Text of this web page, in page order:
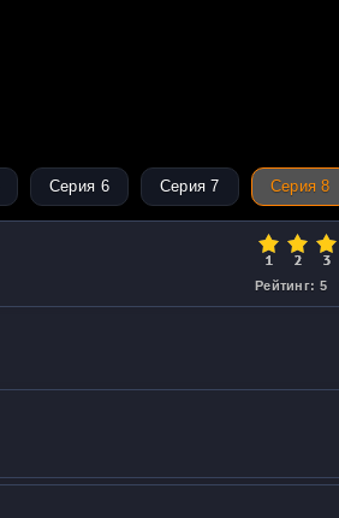
Серия 6 Серия 7 Серия 8
Рейтинг: 5